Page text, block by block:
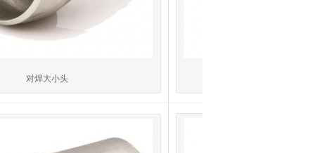
对焊大小头